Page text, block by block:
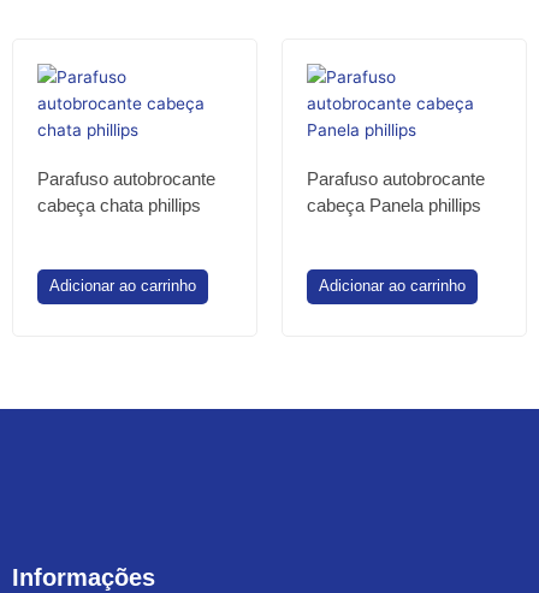
Parafuso autobrocante
cabeça chata phillips
Adicionar ao carrinho
Parafuso autobrocante
cabeça Panela phillips
Adicionar ao carrinho
Informações